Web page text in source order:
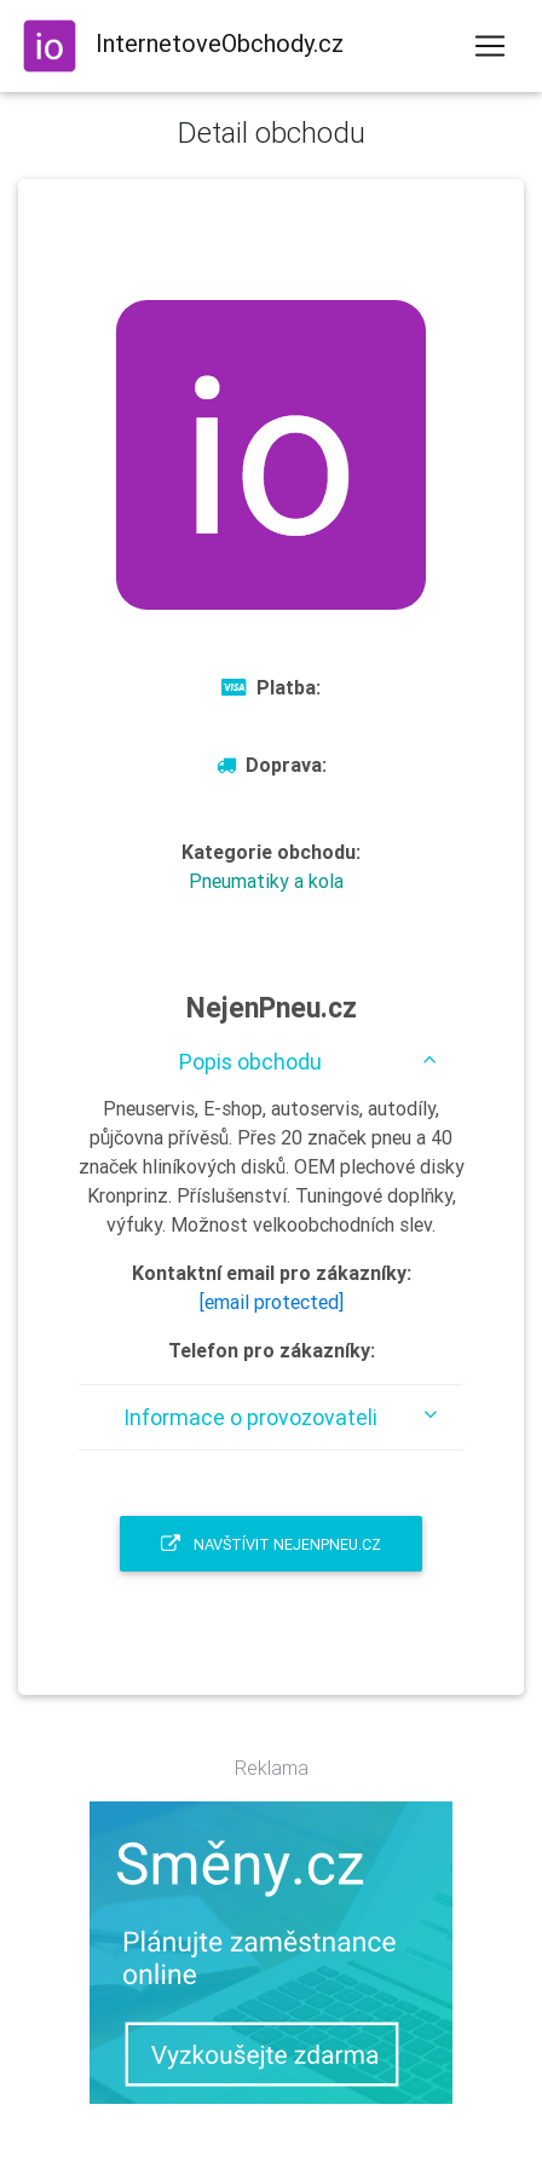
InternetoveObchody.cz
Detail obchodu
Platba:
Doprava:
Kategorie obchodu:
Pneumatiky a kola
NejenPneu.cz
Popis obchodu
Pneuservis, E-shop, autoservis, autodíly,
půjčovna přívěsů. Přes 20 značek pneu a 40
značek hliníkových disků. OEM plechové disky
Kronprinz. Příslušenství. Tuningové doplňky,
výfuky. Možnost velkoobchodních slev.
Kontaktní email pro zákazníky:
[email protected]
Telefon pro zákazníky:
Informace o provozovateli
NAVŠTÍVIT NEJENPNEU.CZ
Reklama